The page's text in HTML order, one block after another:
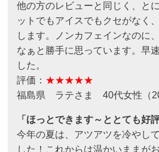
他の方のレビューと同じく、と
ットでもアイスでもクセがなく
します。ノンカフェインなのに
なぁと勝手に思っています。早
した。
評価： ★★★★★
福島県 ラテさま 40代女性（
「ほっとできます～ととても好評
今年の夏は、アツアツを冷やし
した！これからは温かいままが